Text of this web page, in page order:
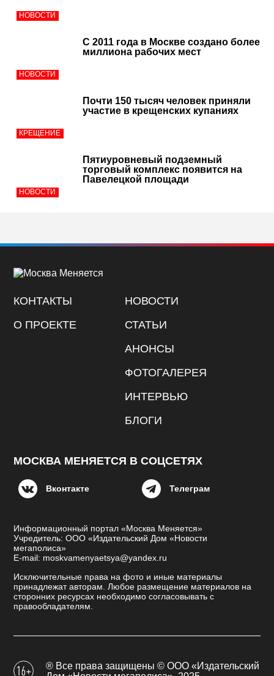
НОВОСТИ
НОВОСТИ
C 2011 года в Москве создано более
миллиона рабочих мест
КРЕЩЕНИЕ
Почти 150 тысяч человек приняли
участие в крещенских купаниях
НОВОСТИ
Пятиуровневый подземный
торговый комплекс появится на
Павелецкой площади
КОНТАКТЫ
О ПРОЕКТЕ
НОВОСТИ
СТАТЬИ
АНОНСЫ
ФОТОГАЛЕРЕЯ
ИНТЕРВЬЮ
БЛОГИ
МОСКВА МЕНЯЕТСЯ В СОЦСЕТЯХ
Вконтакте Телеграм
Информационный портал «Москва Меняется»
Учредитель: ООО «Издательский Дом «Новости
мегаполиса»
E-mail: moskvamenyaetsya@yandex.ru
Исключительные права на фото и иные материалы
принадлежат авторам. Любое размещение материалов на
сторонних ресурсах необходимо согласовывать с
правообладателям.
® Все права защищены © ООО «Издательский